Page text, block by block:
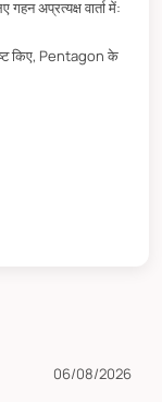
अप्रत्यक्ष वार्ता में:
किए, Pentagon के
06/08/2026